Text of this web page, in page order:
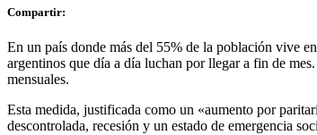
Compartir:
En un país donde más del 55% de la población vive
argentinos que día a día luchan por llegar a fin de
mensuales.
Esta medida, justificada como un «aumento por
descontrolada, recesión y un estado de emergencia